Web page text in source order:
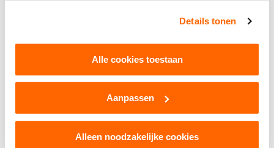
Details tonen
Alle cookies toestaan
Aanpassen
Alleen noodzakelijke cookies